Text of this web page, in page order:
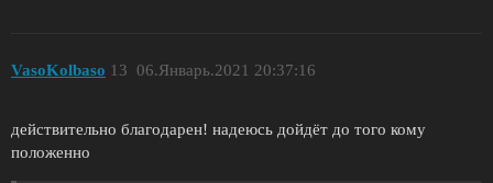
VasoKolbaso 06.Январь.2021 20:37:16
13
действительно благодарен! надеюсь дойдёт до того кому
положенно